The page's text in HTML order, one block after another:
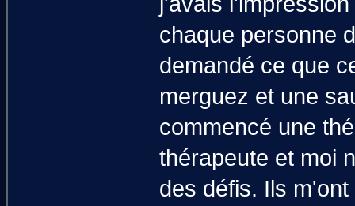
chaque personne
demandé ce que
merguez et une
commencé une
thérapeute et moi
des défis. Ils